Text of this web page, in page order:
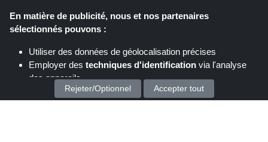
En matière de publicité, nous et nos partenaires
sélectionnés pouvons :
Utiliser des données de géolocalisation précises
Employer des techniques d'identification via l'analyse
des appareils
Stocker et/ou accéder à des informations sur un appareil
Rejeter/Optionnel Accepter tout